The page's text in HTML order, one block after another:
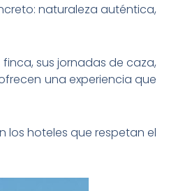
naturaleza auténtica,
sus jornadas de caza,
una experiencia que
los hoteles que respetan el